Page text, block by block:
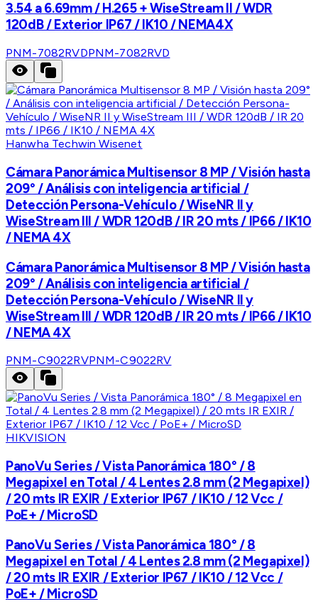
3.54 a 6.69mm / H.265 + WiseStream II / WDR
120dB / Exterior IP67 / IK10 / NEMA4X
PNM-7082RVDPNM-7082RVD
Hanwha Techwin Wisenet
Cámara Panorámica Multisensor 8 MP / Visión hasta
209° / Análisis con inteligencia artificial /
Detección Persona-Vehículo / WiseNR II y
WiseStream III / WDR 120dB / IR 20 mts / IP66 / IK10
/ NEMA 4X
Cámara Panorámica Multisensor 8 MP / Visión hasta
209° / Análisis con inteligencia artificial /
Detección Persona-Vehículo / WiseNR II y
WiseStream III / WDR 120dB / IR 20 mts / IP66 / IK10
/ NEMA 4X
PNM-C9022RVPNM-C9022RV
HIKVISION
PanoVu Series / Vista Panorámica 180° / 8
Megapixel en Total / 4 Lentes 2.8 mm (2 Megapixel)
/ 20 mts IR EXIR / Exterior IP67 / IK10 / 12 Vcc /
PoE+ / MicroSD
PanoVu Series / Vista Panorámica 180° / 8
Megapixel en Total / 4 Lentes 2.8 mm (2 Megapixel)
/ 20 mts IR EXIR / Exterior IP67 / IK10 / 12 Vcc /
PoE+ / MicroSD